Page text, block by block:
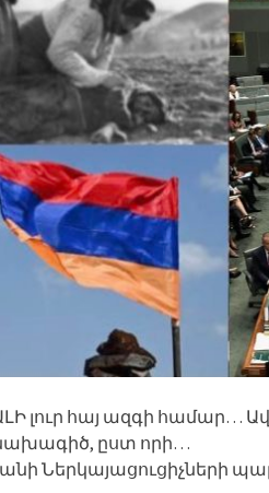
լուր հայ ազգի համար…
նախագիծ, ըստ որի…
Ներկայացուցիչների